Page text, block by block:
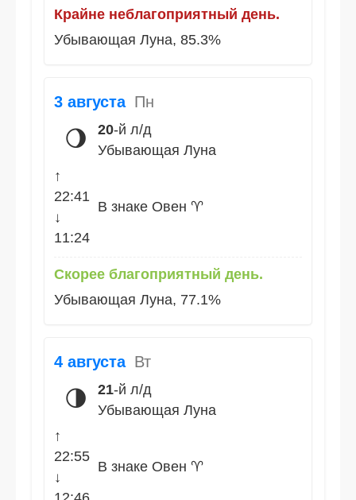
Крайне неблагоприятный день.
Убывающая Луна, 85.3%
3 августа Пн
🌖 20-й л/д
Убывающая Луна
↑
22:41
↓
11:24
В знаке Овен ♈
Скорее благоприятный день.
Убывающая Луна, 77.1%
4 августа Вт
🌗 21-й л/д
Убывающая Луна
↑
22:55
↓
В знаке Овен ♈